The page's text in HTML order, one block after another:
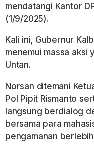
mendatangi Kantor
(1/9/2025).
Kali ini, Gubernur
menemui massa aksi
Untan.
Norsan ditemani
Pol Pipit Rismanto
langsung berdialog
bersama para
pengamanan